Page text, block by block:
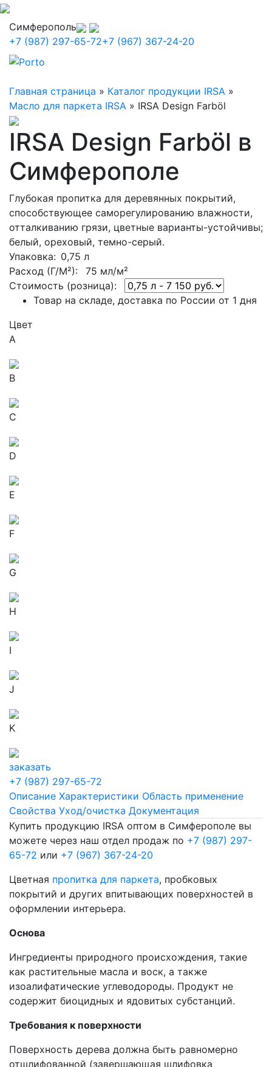
Симферополь
+7 (987) 297-65-72+7 (967) 367-24-20
Главная страница » Каталог продукции IRSA »
Масло для паркета IRSA » IRSA Design Farböl
IRSA Design Farböl в
Симферополе
Глубокая пропитка для деревянных покрытий,
способствующее саморегулированию влажности,
отталкиванию грязи, цветные варианты-устойчивы;
белый, ореховый, темно-серый.
Упаковка: 0,75 л
Расход (Г/М²): 75 мл/м²
Стоимость (розница):
Товар на складе, доставка по России от 1 дня
Цвет
A
B
C
D
E
F
G
H
I
J
K
заказать
+7 (987) 297-65-72
Описание Характеристики Область применение
Свойства Уход/очистка Документация
Купить продукцию IRSA оптом в Симферополе вы
можете через наш отдел продаж по +7 (987) 297-
65-72 или +7 (967) 367-24-20
Цветная пропитка для паркета, пробковых
покрытий и других впитывающих поверхностей в
оформлении интерьера.
Основа
Ингредиенты природного происхождения, такие
как растительные масла и воск, а также
изоалифатические углеводороды. Продукт не
содержит биоцидных и ядовитых субстанций.
Требования к поверхности
Поверхность дерева должна быть равномерно
отшлифованной (завершающая шлифовка